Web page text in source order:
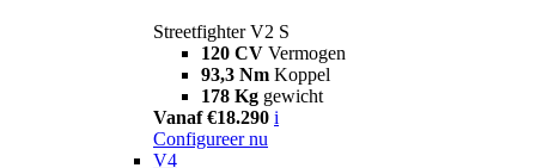
Streetfighter V2 S
120 CV Vermogen
93,3 Nm Koppel
178 Kg gewicht
Vanaf €18.290 i
Configureer nu
V4